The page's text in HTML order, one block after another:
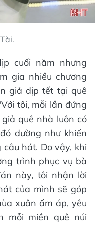
cuối năm nhưng
gia nhiều chương
giả dịp tết tại quê
tôi, mỗi lần đứng
quê nhà luôn có
dường như khiến
hát. Do vậy, khi
trình phục vụ bà
này, tôi nhận lời
của mình sẽ góp
xuân ấm áp, yêu
mỗi miền quê núi